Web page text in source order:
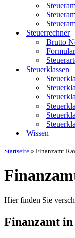
Steuerrechner
Brutto
Steuerklassen
Wissen
Startseite » Finanzamt
Hier finden Sie
Finanzamt in